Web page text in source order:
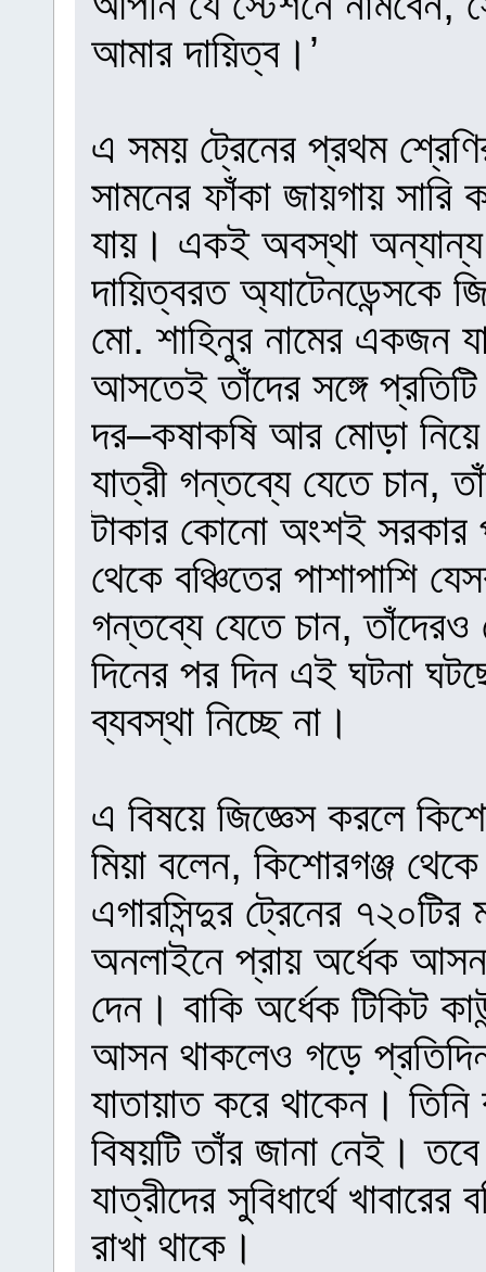
আমার দায়িত্ব।’
এ সময় ট্রেনের প্রথম
সামনের ফাঁকা জায়গায় সারি
যায়। একই অবস্থা অন্যান্য
দায়িত্বরত অ্যাটেনডেন্সকে
মো. শাহিনুর নামের একজন
আসতেই তাঁদের সঙ্গে প্রতিটি
দর–কষাকষি আর মোড়া নিয়ে
যাত্রী গন্তব্যে যেতে চান,
টাকার কোনো অংশই সরকার
থেকে বঞ্চিতের পাশাপাশি
গন্তব্যে যেতে চান,
দিনের পর দিন এই ঘটনা
ব্যবস্থা নিচ্ছে না।
এ বিষয়ে জিজ্ঞেস করলে
মিয়া বলেন, কিশোরগঞ্জ
এগারসিন্দুর ট্রেনের
অনলাইনে প্রায় অর্ধেক আসন
দেন। বাকি অর্ধেক টিকিট
আসন থাকলেও গড়ে
যাতায়াত করে থাকেন।
বিষয়টি তাঁর জানা নেই।
যাত্রীদের সুবিধার্থে
রাখা থাকে।